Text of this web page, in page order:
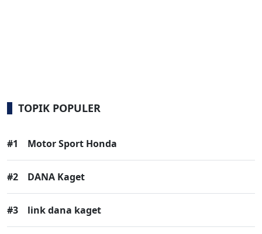
TOPIK POPULER
#1 Motor Sport Honda
#2 DANA Kaget
#3 link dana kaget